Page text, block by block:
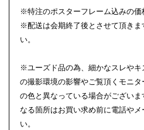
※特注のポスターフレーム込みの価
※配送は会期終了後とさせて頂きま
い。
※ユーズド品の為、細かなスレや
の撮影環境の影響やご覧頂くモニ
の色と異なっている場合がござい
なる箇所はお買い求め前に電話や
い。